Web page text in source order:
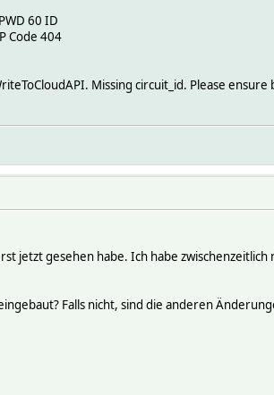
60 ID
Code 404
Missing circuit_id. Please ensure
jetzt gesehen habe. Ich habe
Falls nicht, sind die anderen